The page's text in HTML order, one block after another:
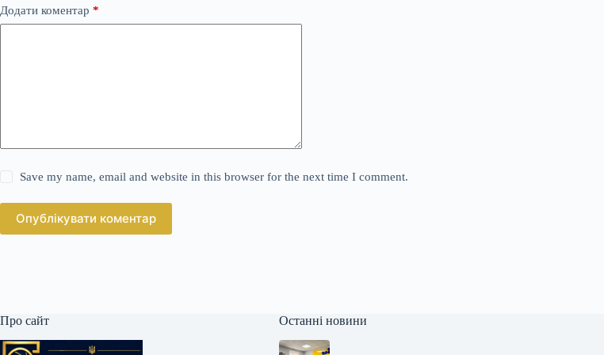
Додати коментар *
Save my name, email and website in this browser for the next time I comment.
Опублікувати коментар
Про сайт Останні новини